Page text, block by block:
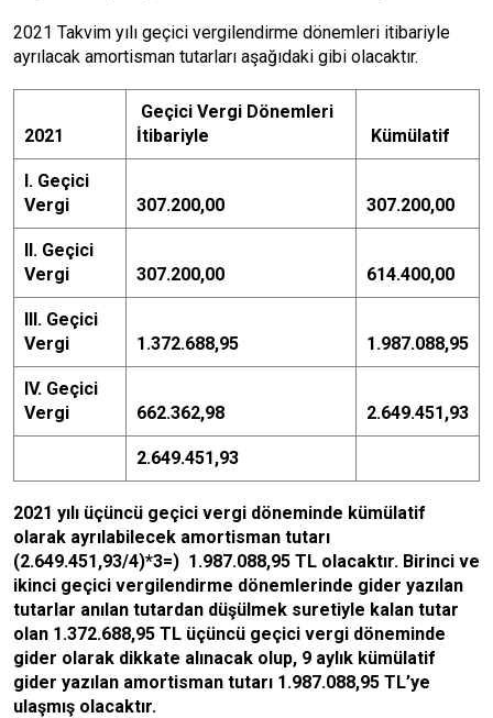
2021 Takvim yılı geçici vergilendirme dönemleri itibariyle
ayrılacak amortisman tutarları aşağıdaki gibi olacaktır.
2021
Geçici Vergi Dönemleri
İtibariyle
Kümülatif
I. Geçici
Vergi
307.200,00 307.200,00
II. Geçici
Vergi
307.200,00 614.400,00
III. Geçici
Vergi
1.372.688,95 1.987.088,95
IV. Geçici
Vergi
662.362,98 2.649.451,93
2.649.451,93
2021 yılı üçüncü geçici vergi döneminde kümülatif
olarak ayrılabilecek amortisman tutarı
(2.649.451,93/4)*3=) 1.987.088,95 TL olacaktır. Birinci ve
ikinci geçici vergilendirme dönemlerinde gider yazılan
tutarlar anılan tutardan düşülmek suretiyle kalan tutar
olan 1.372.688,95 TL üçüncü geçici vergi döneminde
gider olarak dikkate alınacak olup, 9 aylık kümülatif
gider yazılan amortisman tutarı 1.987.088,95 TL’ye
ulaşmış olacaktır.